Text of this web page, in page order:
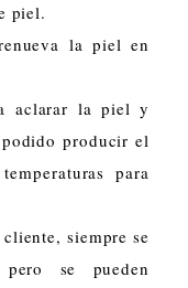
piel.
la piel en
aclarar la piel y
producir el
para
siempre se
se pueden